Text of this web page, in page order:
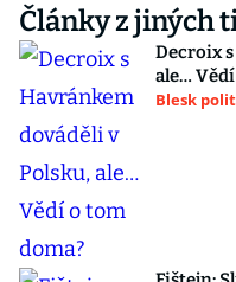
Články z jiných
Decroix
ale…
Blesk